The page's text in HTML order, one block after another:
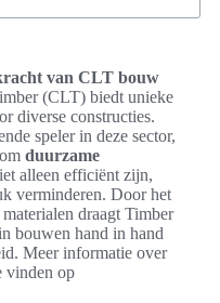
van CLT bouw
(CLT) biedt unieke
diverse constructies.
speler in deze sector,
duurzame
alleen efficiënt zijn,
verminderen. Door het
draagt Timber
bouwen hand in hand
Meer informatie over
vinden op